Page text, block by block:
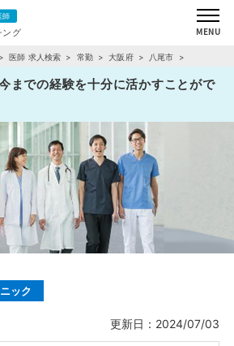
医師 求人検索 常勤 大阪府 八尾市
までの経験を十分に活かすことがで
ック
更新日：2024/07/03